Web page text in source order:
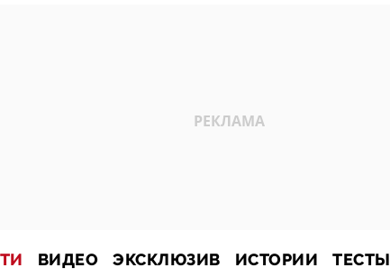
ВИДЕО ЭКСКЛЮЗИВ ИСТОРИИ ТЕСТЫ